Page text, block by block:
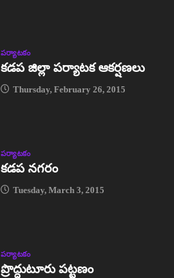
పర్యాటకం
కడప జిల్లా పర్యాటక ఆకర్షణలు
Thursday, February 26, 2015
పర్యాటకం
కడప నగరం
Tuesday, March 3, 2015
పర్యాటకం
ప్రొద్దుటూరు పట్టణం